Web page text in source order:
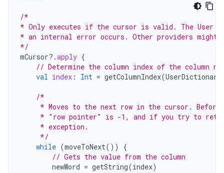
/*
* Only executes if the cursor is valid. The User
* an internal error occurs. Other providers might
*/
mCursor?.apply {
// Determine the column index of the column
val index : Int = getColumnIndex(UserDictionary
/*
* Moves to the next row in the cursor.
* "row pointer" is -1, and if you try to
     * exception.
     */
while (moveToNext())
{
// Gets the value from the column
newWord = getString(index)